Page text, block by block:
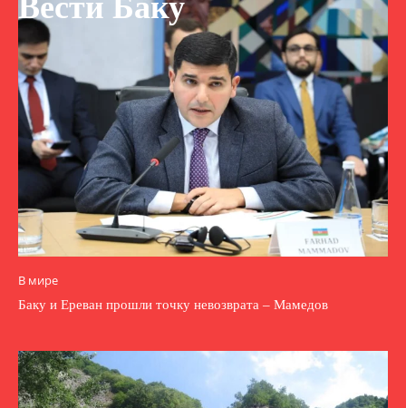
Вести Баку
В мире
Баку и Ереван прошли точку невозврата – Мамедов